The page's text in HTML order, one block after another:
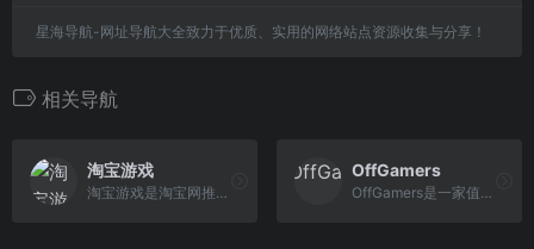
星海导航-网址导航大全致力于优质、实用的网络站点资源收集与分享！
相关导航
淘宝游戏
淘宝游戏是淘宝网推出的为玩家提供与网络游戏相关的游戏交易服务平台，各种游戏币、游戏装备、游戏账号、游戏点卡等在淘宝游戏交易中心里应有尽有，安全快速的交易服务是淘宝游戏交易平台的一大特色，交易模式以支付宝为担保形式进行。
OffGamers
OffGamers是一家值得信赖的在线数字游戏商店网站，提供200多种有价代金券/卡的销售，其实这个网站主要是兑换游戏点卡之类的网站。OffGamers可以在线安全使用PayPal，信用卡，代金券等购买礼品卡，游戏卡和PC游戏cd key。